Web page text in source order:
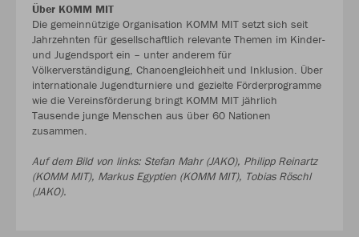
Über KOMM MIT
Die gemeinnützige Organisation KOMM MIT setzt sich seit
Jahrzehnten für gesellschaftlich relevante Themen im Kinder-
und Jugendsport ein – unter anderem für
Völkerverständigung, Chancengleichheit und Inklusion. Über
internationale Jugendturniere und gezielte Förderprogramme
wie die Vereinsförderung bringt KOMM MIT jährlich
Tausende junge Menschen aus über 60 Nationen
zusammen.
Auf dem Bild von links: Stefan Mahr (JAKO), Philipp Reinartz
(KOMM MIT), Markus Egyptien (KOMM MIT), Tobias Röschl
(JAKO).